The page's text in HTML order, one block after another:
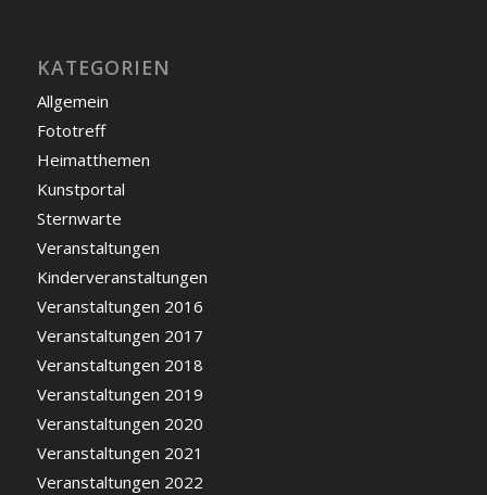
KATEGORIEN
Allgemein
Fototreff
Heimatthemen
Kunstportal
Sternwarte
Veranstaltungen
Kinderveranstaltungen
Veranstaltungen 2016
Veranstaltungen 2017
Veranstaltungen 2018
Veranstaltungen 2019
Veranstaltungen 2020
Veranstaltungen 2021
Veranstaltungen 2022